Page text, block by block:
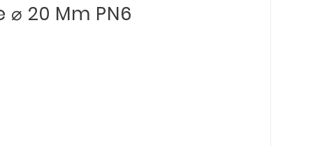
20 Mm PN6